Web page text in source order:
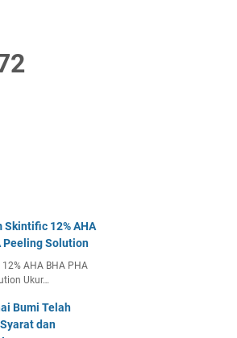
2
Skintific 12% AHA
Peeling Solution
AHA BHA PHA
Ukur…
Bumi Telah
dan